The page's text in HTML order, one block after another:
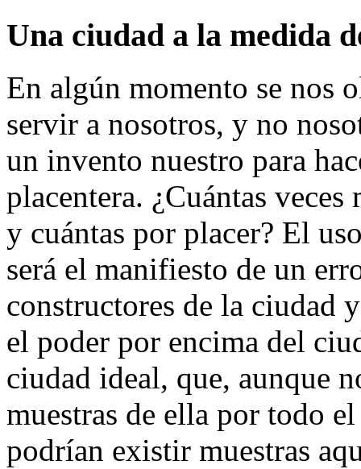
Una ciudad a la medida
En algún momento se nos
servir a nosotros, y no
un invento nuestro para
placentera. ¿Cuántas
y cuántas por placer? El
será el manifiesto de un
constructores de la ciudad
el poder por encima del
ciudad ideal, que, aunque
muestras de ella por todo
podrían existir muestras